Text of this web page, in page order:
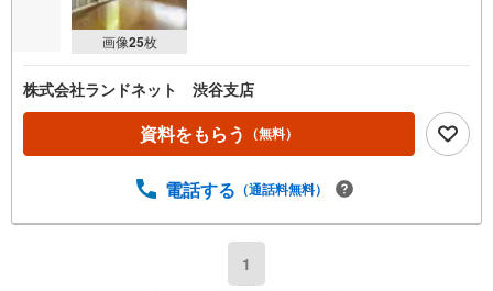
画像25枚
株式会社ランドネット 渋谷支店
資料をもらう （無料）
電話する （通話料無料）
1